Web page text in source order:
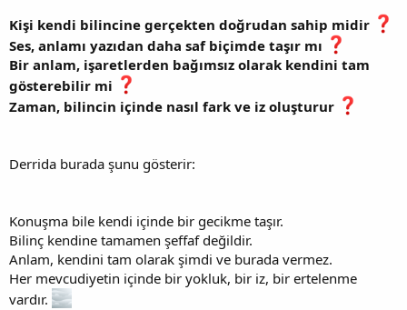
Kişi kendi bilincine gerçekten doğrudan sahip midir
Ses, anlamı yazıdan daha saf biçimde taşır mı
Bir anlam, işaretlerden bağımsız olarak kendini tam
gösterebilir mi
Zaman, bilincin içinde nasıl fark ve iz oluşturur
Derrida burada şunu gösterir:
Konuşma bile kendi içinde bir gecikme taşır.
Bilinç kendine tamamen şeffaf değildir.
Anlam, kendini tam olarak şimdi ve burada vermez.
Her mevcudiyetin içinde bir yokluk, bir iz, bir ertelenme
vardır.